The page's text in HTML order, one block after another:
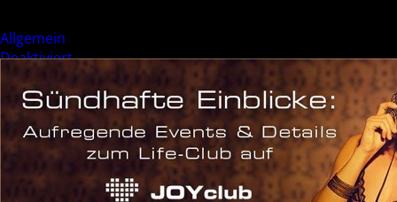
Allgemein
Deaktiviert
Event
Sonderevent
Meta
Anmelden
Eintrags-Feed
Kommentar-Feed